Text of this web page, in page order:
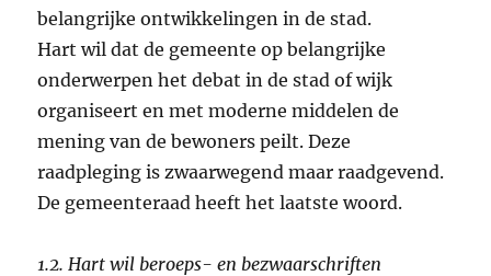
belangrijke ontwikkelingen in de stad.
Hart wil dat de gemeente op belangrijke
onderwerpen het debat in de stad of wijk
organiseert en met moderne middelen de
mening van de bewoners peilt. Deze
raadpleging is zwaarwegend maar raadgevend.
De gemeenteraad heeft het laatste woord.
1.2. Hart wil beroeps- en bezwaarschriften